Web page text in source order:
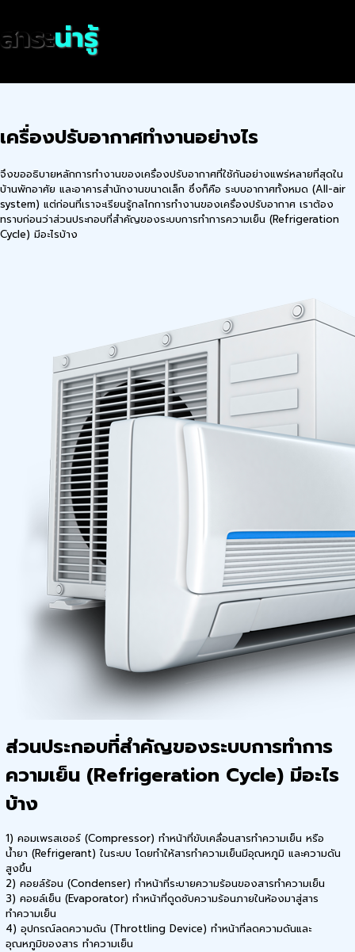
สาระน่ารู้
เครื่องปรับอากาศทำงานอย่างไร
จึงขออธิบายหลักการทำงานของเครื่องปรับอากาศที่ใช้กันอย่างแพร่หลายที่สุดใน
บ้านพักอาศัย และอาคารสำนักงานขนาดเล็ก ซึ่งก็คือ ระบบอากาศทั้งหมด (All-air
system) แต่ก่อนที่เราจะเรียนรู้กลไกการทำงานของเครื่องปรับอากาศ เราต้อง
ทราบก่อนว่าส่วนประกอบที่สำคัญของระบบการทำการความเย็น (Refrigeration
Cycle) มีอะไรบ้าง
ส่วนประกอบที่สำคัญของระบบการทำการ
ความเย็น (Refrigeration Cycle) มีอะไร
บ้าง
1) คอมเพรสเซอร์ (Compressor) ทำหน้าที่ขับเคลื่อนสารทำความเย็น หรือ
น้ำยา (Refrigerant) ในระบบ โดยทำให้สารทำความเย็นมีอุณหภูมิ และความดัน
สูงขึ้น
2) คอยล์ร้อน (Condenser) ทำหน้าที่ระบายความร้อนของสารทำความเย็น
3) คอยล์เย็น (Evaporator) ทำหน้าที่ดูดซับความร้อนภายในห้องมาสู่สาร
ทำความเย็น
4) อุปกรณ์ลดความดัน (Throttling Device) ทำหน้าที่ลดความดันและ
อุณหภูมิของสาร ทำความเย็น